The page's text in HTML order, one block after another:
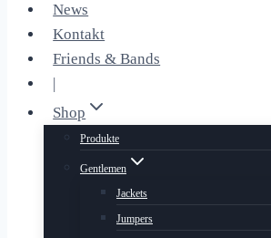
News
Kontakt
Friends & Bands
|
Shop
Produkte
Gentlemen
Jackets
Jumpers